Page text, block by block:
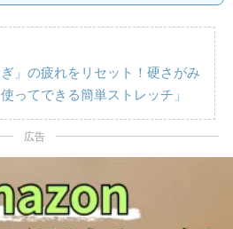
」の疲れをリセット！硬さがみ
ってできる簡単ストレッチ」
広告